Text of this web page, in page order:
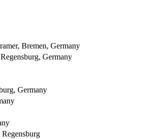
Bremen, Germany
Germany
Germany